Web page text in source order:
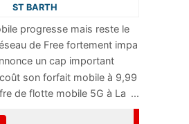
ST BARTH
progresse mais reste le
...
de Free fortement impa
un cap important
...
son forfait mobile à 9,99
de flotte mobile 5G à La ...